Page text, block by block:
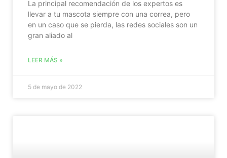
La principal recomendación de los expertos es
llevar a tu mascota siempre con una correa, pero
en un caso que se pierda, las redes sociales son un
gran aliado al
LEER MÁS »
5 de mayo de 2022